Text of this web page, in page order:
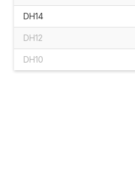
DH14
DH12
DH10